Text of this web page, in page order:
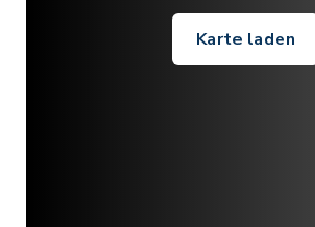
Karte laden